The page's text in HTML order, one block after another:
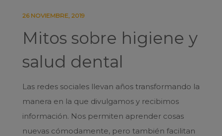
26 NOVIEMBRE, 2019
Mitos sobre higiene y
salud dental
Las redes sociales llevan años transformando la
manera en la que divulgamos y recibimos
información. Nos permiten aprender cosas
nuevas cómodamente, pero también facilitan